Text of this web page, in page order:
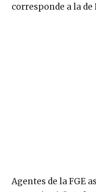
corresponde a la de
Agentes de la FGE